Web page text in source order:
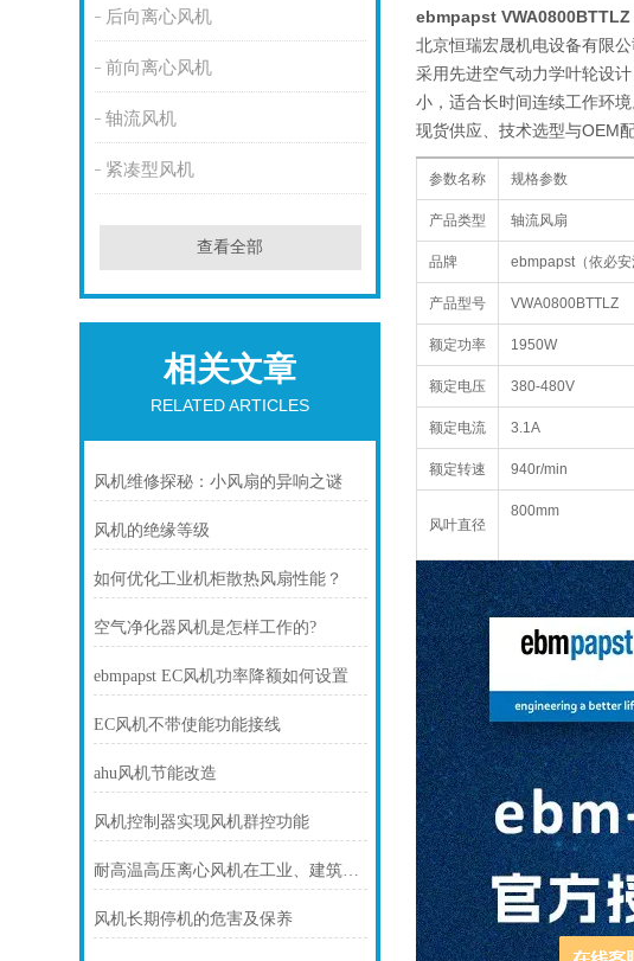
后向离心风机
前向离心风机
轴流风机
紧凑型风机
查看全部
相关文章
RELATED ARTICLES
风机维修探秘：小风扇的异响之谜
风机的绝缘等级
如何优化工业机柜散热风扇性能？
空气净化器风机是怎样工作的?
ebmpapst EC风机功率降额如何设置
EC风机不带使能功能接线
ahu风机节能改造
风机控制器实现风机群控功能
耐高温高压离心风机在工业、建筑、环境工程等领域中发挥着重要的作用
风机长期停机的危害及保养
ebmpapst VWA0800BTTLZ
北京恒瑞宏晟机电设备有限
采用先进空气动力学叶轮设
小，适合长时间连续工作环
现货供应、技术选型与OEM
参数名称 规格参数
产品类型 轴流风扇
品牌 ebmpapst（依必安
产品型号 VWA0800BTTLZ
额定功率 1950W
额定电压 380-480V
额定电流 3.1A
额定转速 940r/min
风叶直径
800mm